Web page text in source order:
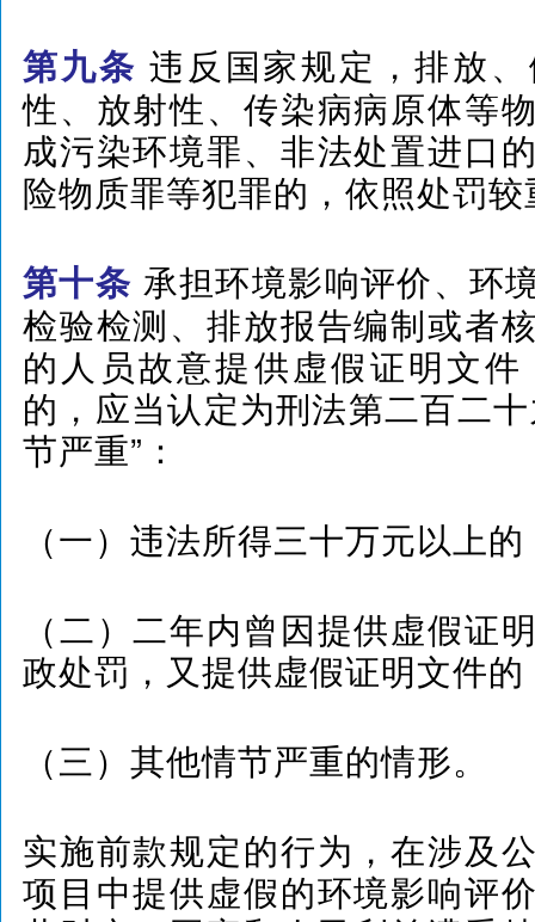
第九条 违反国家规定，排放
性、放射性、传染病病原体等
成污染环境罪、非法处置进口
险物质罪等犯罪的，依照处罚
第十条 承担环境影响评价、环
检验检测、排放报告编制或者
的人员故意提供虚假证明文
的，应当认定为刑法第二百二
节严重”：
（一）违法所得三十万元以上
（二）二年内曾因提供虚假证
政处罚，又提供虚假证明文件的
（三）其他情节严重的情形。
实施前款规定的行为，在涉及
项目中提供虚假的环境影响评